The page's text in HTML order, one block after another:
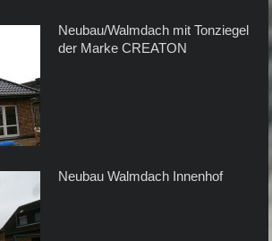
Neubau/Walmdach mit Tonziegel
der Marke CREATON
Neubau Walmdach Innenhof